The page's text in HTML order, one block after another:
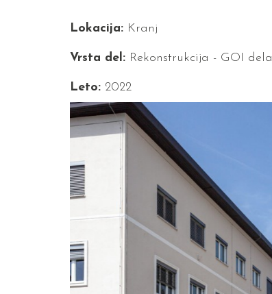
Lokacija: Kranj
Vrsta del: Rekonstrukcija - GOI dela
Leto: 2022
Previous